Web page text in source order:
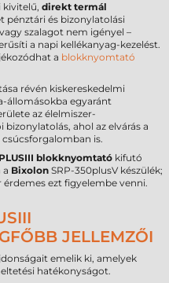
kivitelű, direkt termál
pénztári és bizonylatolási
szalagot nem igényel –
a napi kellékanyag-kezelést.
a blokknyomtató
révén kiskereskedelmi
állomásokba egyaránt
az élelmiszer-
ahol az elvárás a
is.
blokknyomtató kifutó
a Bixolon SRP-350plusV készülék;
ezt figyelembe venni.
JELLEMZŐI
emelik ki, amelyek
hatékonyságot.